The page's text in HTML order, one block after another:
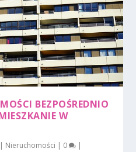
BEZPOŚREDNIO
W
| Nieruchomości | 0 |